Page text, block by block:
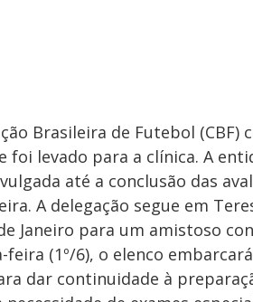
Brasileira de Futebol (CBF)
foi levado para a clínica. A
até a conclusão das
A delegação segue em
Janeiro para um amistoso
feira (1º/6), o elenco
dar continuidade à